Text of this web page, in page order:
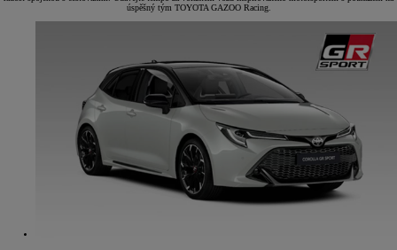
úspěšný tým TOYOTA GAZOO Racing.